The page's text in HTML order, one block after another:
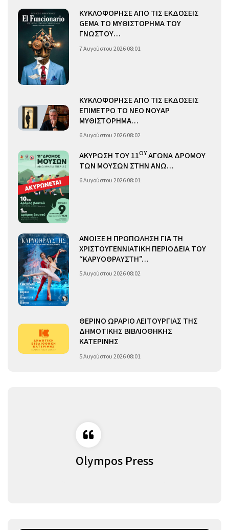
ΚΥΚΛΟΦΟΡΗΣΕ ΑΠΟ ΤΙΣ ΕΚΔΟΣΕΙΣ
GEMA ΤΟ ΜΥΘΙΣΤΟΡΗΜΑ ΤΟΥ
ΓΝΩΣΤΟΥ…
7 Αυγούστου 2026 08:01
ΚΥΚΛΟΦΟΡΗΣΕ ΑΠΟ ΤΙΣ ΕΚΔΟΣΕΙΣ
ΕΠΙΜΕΤΡΟ ΤΟ ΝΕΟ ΝΟΥΑΡ
ΜΥΘΙΣΤΟΡΗΜΑ…
6 Αυγούστου 2026 08:02
ΑΚΥΡΩΣΗ ΤΟΥ 11ΟΥΑΓΩΝΑ ΔΡΟΜΟΥ
ΤΩΝ ΜΟΥΣΩΝ ΣΤΗΝ ΑΝΩ…
6 Αυγούστου 2026 08:01
ΑΝΟΙΞΕ Η ΠΡΟΠΩΛΗΣΗ ΓΙΑ ΤΗ
ΧΡΙΣΤΟΥΓΕΝΝΙΑΤΙΚΗ ΠΕΡΙΟΔΕΙΑ ΤΟΥ
“ΚΑΡΥΟΘΡΑΥΣΤΗ”…
5 Αυγούστου 2026 08:02
ΘΕΡΙΝΟ ΩΡΑΡΙΟ ΛΕΙΤΟΥΡΓΙΑΣ ΤΗΣ
ΔΗΜΟΤΙΚΗΣ ΒΙΒΛΙΟΘΗΚΗΣ
ΚΑΤΕΡΙΝΗΣ
5 Αυγούστου 2026 08:01
Olympos Press